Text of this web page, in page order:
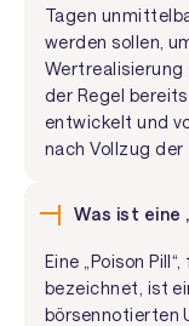
Tagen
werden sollen,
Wertrealisierung
der Regel
entwickelt und
nach Vollzug
Was ist eine
Eine „Poison
bezeichnet, ist
börsennotierten